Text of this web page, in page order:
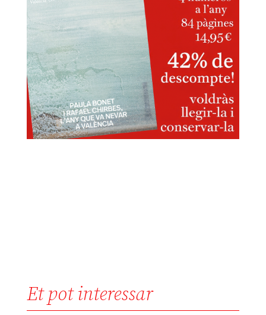
Et pot interessar